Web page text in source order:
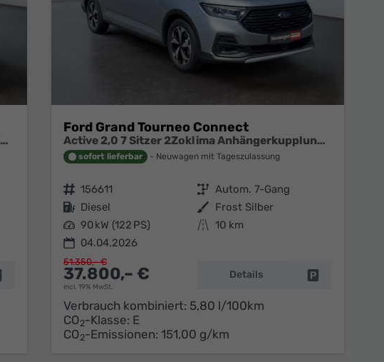
Active 2,0 7 Sitzer 2Zoklima Anhängerkupplung Panoramadach AGR Sitze Sitzheizung Einparkhilfe Kamera 17 Zoll Leichtmetall ACC
Fahrzeug parken
Ford Grand Tourneo Connect
Active 2,0 7 Sitzer 2Zoklima Anhängerkupplung Panoramadach AGR Sitze Sitzheizung Einparkhilfe Kamera 17 Zoll Leichtmetall ACC
sofort lieferbar Neuwagen mit Tageszulassung
Fahrzeugnr. 156611 Getriebe Autom. 7-Gang
Kraftstoff Diesel Außenfarbe Frost Silber
Leistung 90 kW (122 PS) Kilometerstand 10 km
04.04.2026
37.800,– €
incl. 19% MwSt.
51.350,– €
Details
Verbrauch kombiniert: 5,80 l/100km
CO2-Klasse: E
CO2-Emissionen: 151,00 g/km